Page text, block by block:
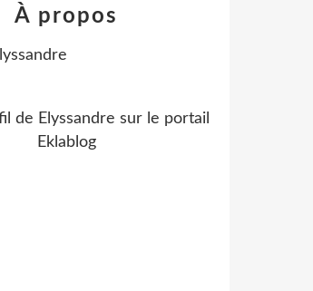
À propos
de Elyssandre sur le portail
Eklablog